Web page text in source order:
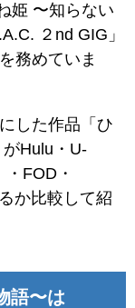
姫 〜知らない
２nd GIG」
務めていま
した作品「ひ
Hulu・U-
FOD・
か比較して紹
語〜は